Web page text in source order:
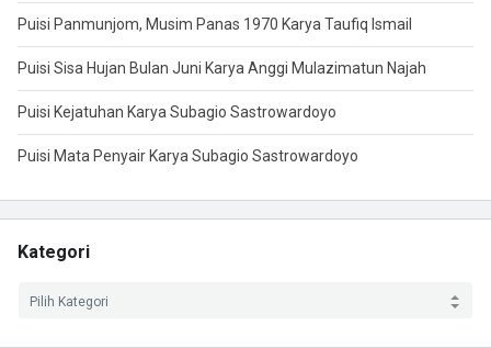
Puisi Panmunjom, Musim Panas 1970 Karya Taufiq Ismail
Puisi Sisa Hujan Bulan Juni Karya Anggi Mulazimatun Najah
Puisi Kejatuhan Karya Subagio Sastrowardoyo
Puisi Mata Penyair Karya Subagio Sastrowardoyo
Kategori